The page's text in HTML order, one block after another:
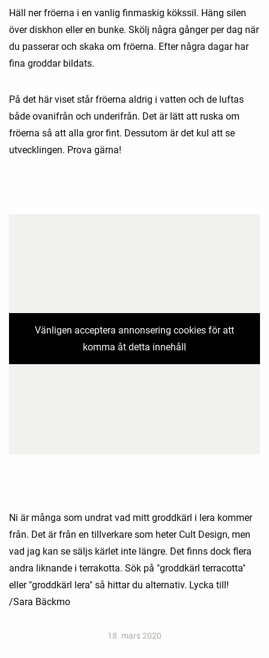
Häll ner fröerna i en vanlig finmaskig kökssil. Häng silen
över diskhon eller en bunke. Skölj några gånger per dag när
du passerar och skaka om fröerna. Efter några dagar har
fina groddar bildats.
På det här viset står fröerna aldrig i vatten och de luftas
både ovanifrån och underifrån. Det är lätt att ruska om
fröerna så att alla gror fint. Dessutom är det kul att se
utvecklingen. Prova gärna!
Vänligen acceptera annonsering cookies för att
komma åt detta innehåll
Ni är många som undrat vad mitt groddkärl i lera kommer
från. Det är från en tillverkare som heter Cult Design, men
vad jag kan se säljs kärlet inte längre. Det finns dock flera
andra liknande i terrakotta. Sök på "groddkärl terracotta"
eller "groddkärl lera" så hittar du alternativ. Lycka till!
/Sara Bäckmo
18. mars 2020